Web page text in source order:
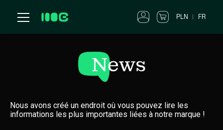
PLN FR
Nous avons créé un endroit où vous pouvez lire les
informations les plus importantes liées à notre marque !